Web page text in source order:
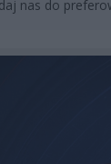
nas do